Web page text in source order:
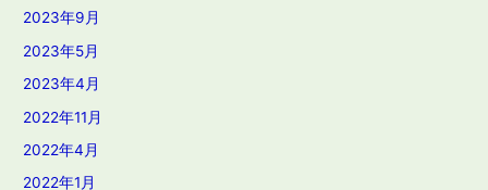
2023年9月
2023年5月
2023年4月
2022年11月
2022年4月
2022年1月